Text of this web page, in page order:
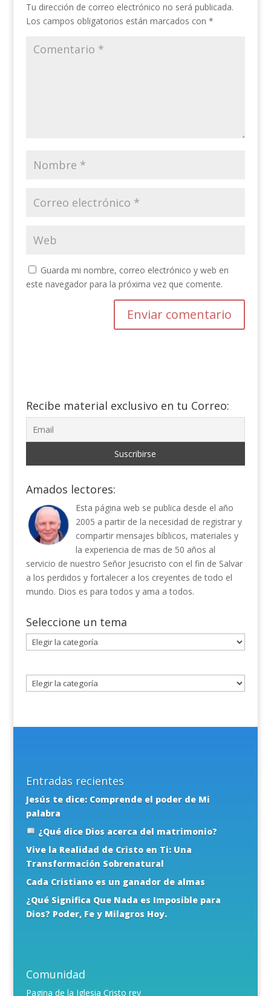
Tu dirección de correo electrónico no será publicada.
Los campos obligatorios están marcados con *
Guarda mi nombre, correo electrónico y web en
este navegador para la próxima vez que comente.
Recibe material exclusivo en tu Correo:
Amados lectores:
Esta página web se publica desde el año
2005 a partir de la necesidad de registrar y
compartir mensajes bíblicos, materiales y
la experiencia de mas de 50 años al
servicio de nuestro Señor Jesucristo con el fin de Salvar
a los perdidos y fortalecer a los creyentes de todo el
mundo. Dios es para todos y ama a todos.
Seleccione un tema
Seleccione
un
Entradas recientes
Jesús te dice: Comprende el poder de Mi
palabra
¿Qué dice Dios acerca del matrimonio?
Vive la Realidad de Cristo en Ti: Una
Transformación Sobrenatural
Cada Cristiano es un ganador de almas
¿Qué Significa Que Nada es Imposible para
Dios? Poder, Fe y Milagros Hoy.
Comunidad
Pagina de la Iglesia Cristo rey